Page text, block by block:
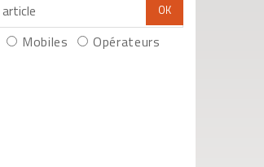
Mobiles Opérateurs